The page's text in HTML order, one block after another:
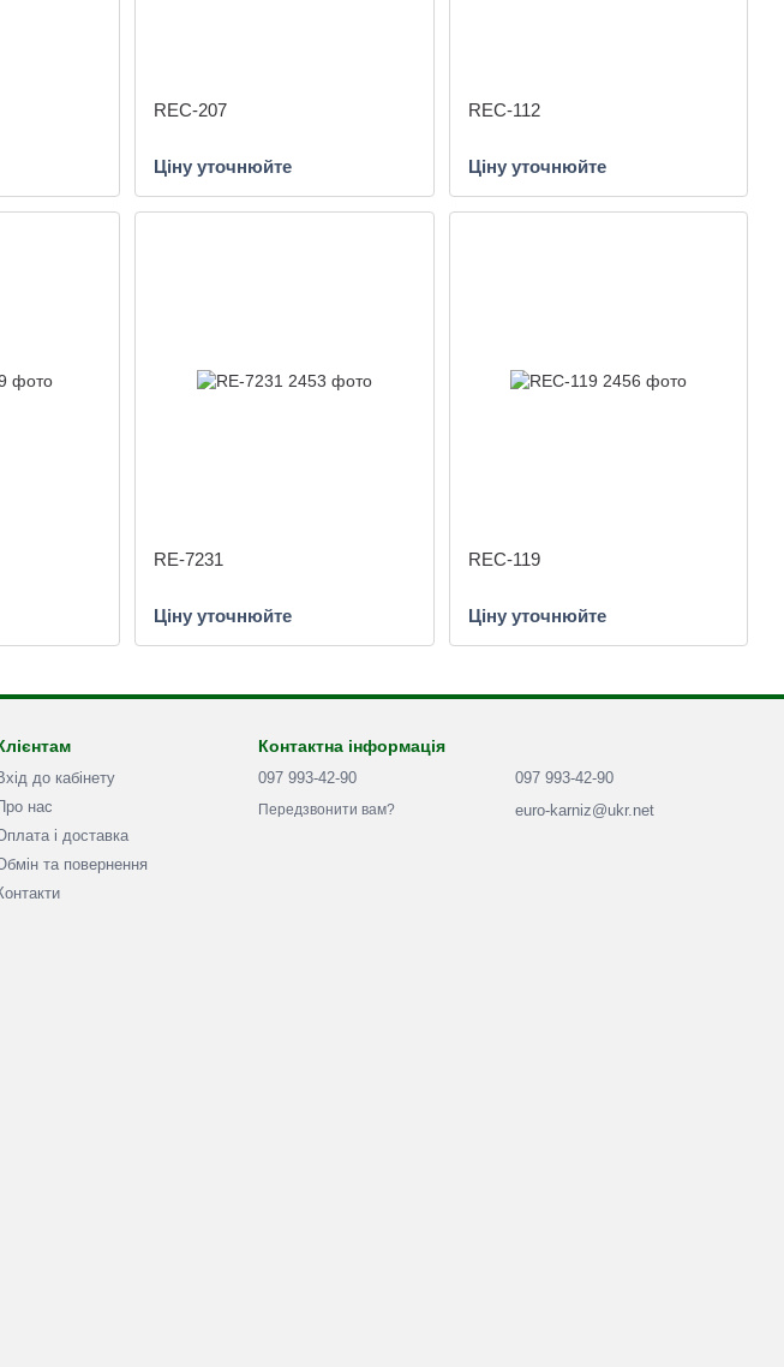
REC-207
Ціну уточнюйте
REC-112
Ціну уточнюйте
RE-7231
Ціну уточнюйте
REС-119
Ціну уточнюйте
до кабінету
нас
і доставка
та повернення
Контактна інформація
097 993-42-90
Передзвонити вам?
097 993-42-90
euro-karniz@ukr.net